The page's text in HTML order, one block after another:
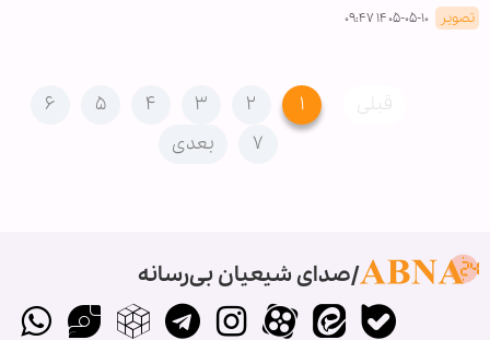
تصویر ۱۴۰۵-۰۵-۱۰ ۰۹:۴۷
قبلی ۱ ۲ ۳ ۴ ۵
۶
۷
بعدی
صدای شیعیان بی‌رسانه